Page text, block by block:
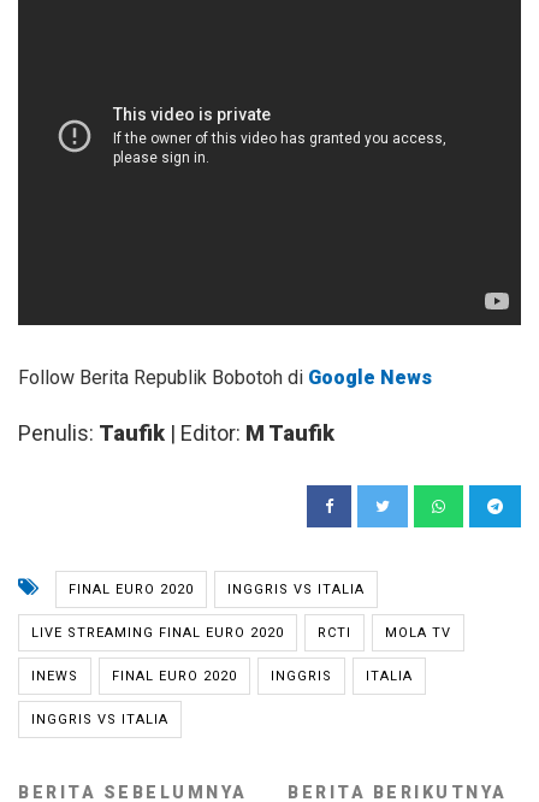
Follow Berita Republik Bobotoh di Google News
Penulis: Taufik | Editor: M Taufik
FINAL EURO 2020 INGGRIS VS ITALIA
LIVE STREAMING FINAL EURO 2020 RCTI MOLA TV
INEWS FINAL EURO 2020 INGGRIS ITALIA
INGGRIS VS ITALIA
BERITA SEBELUMNYA BERITA BERIKUTNYA